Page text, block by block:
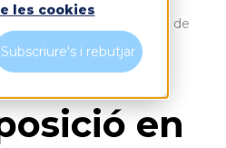
les cookies
Subscriure's i rebutjar
i nous visuals: les novetats de
en